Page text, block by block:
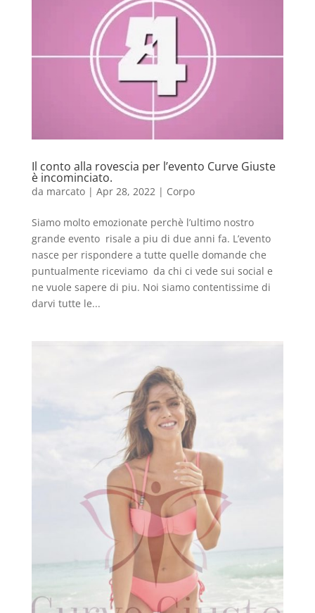
Il conto alla rovescia per l’evento Curve Giuste
è incominciato.
da marcato| Apr 28, 2022 | Corpo
Siamo molto emozionate perchè l’ultimo nostro
grande evento risale a piu di due anni fa. L’evento
nasce per rispondere a tutte quelle domande che
puntualmente riceviamo da chi ci vede sui social e
ne vuole sapere di piu. Noi siamo contentissime di
darvi tutte le...